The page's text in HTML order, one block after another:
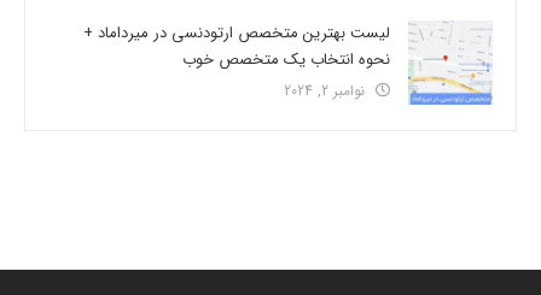
لیست بهترین متخصص ارتودنسی در میرداماد +
نحوه انتخاب یک متخصص خوب
نوامبر 2, 2024